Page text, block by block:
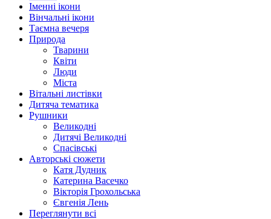
Іменні ікони
Вінчальні ікони
Таємна вечеря
Природа
Тварини
Квіти
Люди
Міста
Вітальні листівки
Дитяча тематика
Рушники
Великодні
Дитячі Великодні
Спасівські
Авторські сюжети
Катя Дудник
Катерина Васечко
Вікторія Грохольська
Євгенія Лень
Переглянути всі